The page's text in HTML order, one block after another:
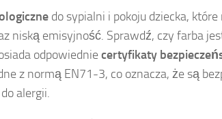
do sypialni i pokoju dziecka,
niską emisyjność. Sprawdź, czy farba
odpowiedniecertyfikaty
z normą EN71-3, co oznacza, że są
alergii.